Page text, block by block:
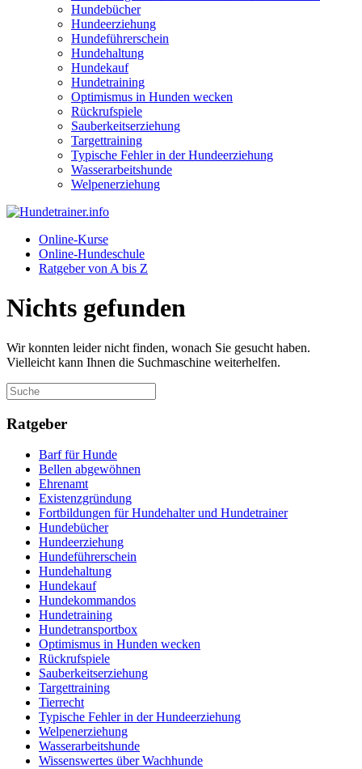
Hundebücher
Hundeerziehung
Hundeführerschein
Hundehaltung
Hundekauf
Hundetraining
Optimismus in Hunden wecken
Rückrufspiele
Sauberkeitserziehung
Targettraining
Typische Fehler in der Hundeerziehung
Wasserarbeitshunde
Welpenerziehung
Online-Kurse
Online-Hundeschule
Ratgeber von A bis Z
Nichts gefunden
Wir konnten leider nicht finden, wonach Sie gesucht haben.
Vielleicht kann Ihnen die Suchmaschine weiterhelfen.
Ratgeber
Barf für Hunde
Bellen abgewöhnen
Ehrenamt
Existenzgründung
Fortbildungen für Hundehalter und Hundetrainer
Hundebücher
Hundeerziehung
Hundeführerschein
Hundehaltung
Hundekauf
Hundekommandos
Hundetraining
Hundetransportbox
Optimismus in Hunden wecken
Rückrufspiele
Sauberkeitserziehung
Targettraining
Tierrecht
Typische Fehler in der Hundeerziehung
Welpenerziehung
Wasserarbeitshunde
Wissenswertes über Wachhunde